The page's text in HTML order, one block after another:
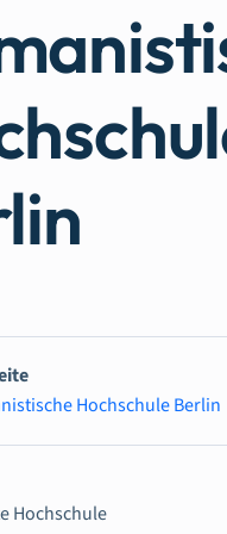
Hochschule Berlin
Hochschule